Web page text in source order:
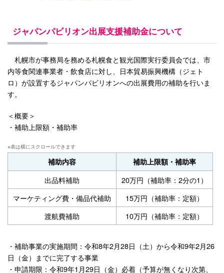
ジャパンパビリオン出展支援補助金について
札幌市が事務局を務める札幌食と観光国際実行委員会では、市
内等食関連事業者・飲食店に対し、日本貿易振興機構（ジェト
ロ）が設置するジャパンパビリオンへの出展費用の補助を行いま
す。
＜概要＞
・補助上限額・補助率
補助内容 補助上限額・補助率
出品料補助
20万円（補助率：2分の1）
マーケティング費・備品代補助
15万円（補助率：定額）
渡航費補助
10万円（補助率：定額）
・補助事業の実施期間：令和8年2月28日（土）から令和9年2月26
日（金）までに完了する事業
・申請期限：令和9年1月29日（金）必着（予算が無くなり次第、